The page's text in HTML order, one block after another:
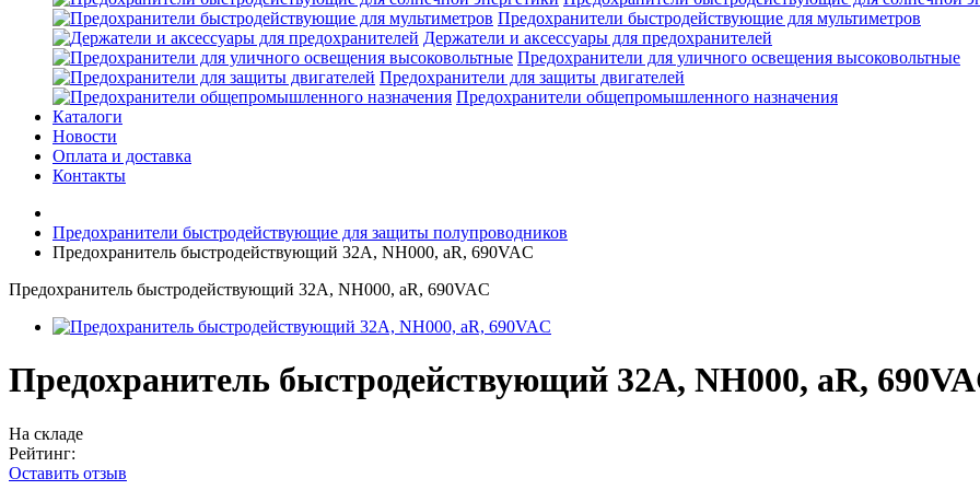
Предохранители быстродействующие для мультиметров
Держатели и аксессуары для предохранителей
Предохранители для уличного освещения высоковольтные
Предохранители для защиты двигателей
Предохранители общепромышленного назначения
Каталоги
Новости
Оплата и доставка
Контакты
Предохранители быстродействующие для защиты полупроводников
Предохранитель быстродействующий 32A, NH000, aR, 690VAC
Предохранитель быстродействующий 32A, NH000, aR, 690VAC
Предохранитель быстродействующий 32A, NH000, aR,
На складе
Рейтинг:
Оставить отзыв